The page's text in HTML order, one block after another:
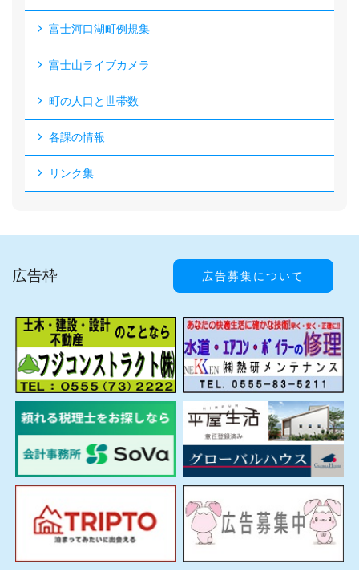
富士河口湖町例規集
富士山ライブカメラ
町の人口と世帯数
各課の情報
リンク集
広告枠 広告募集について